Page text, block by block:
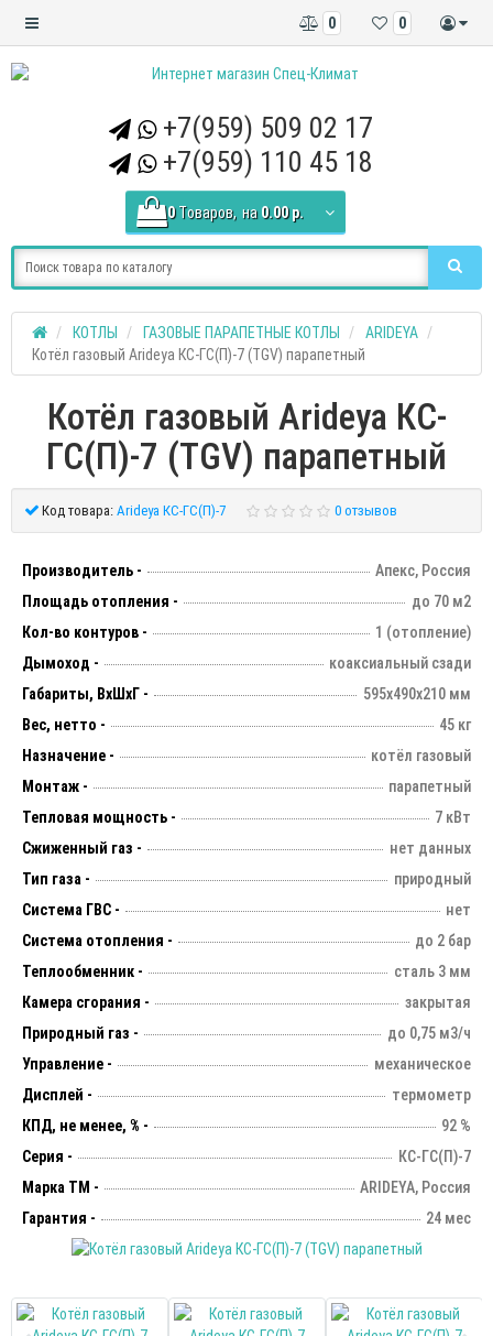
0
0
+7(959) 509 02 17
+7(959) 110 45 18
0 Tоваров, на 0.00 р.
КОТЛЫ ГАЗОВЫЕ ПАРАПЕТНЫЕ КОТЛЫ
ARIDEYA
Котёл газовый Arideya КС-ГС(П)-7 (TGV) парапетный
Котёл газовый Arideya КС-
ГС(П)-7 (TGV) парапетный
Код товара: Arideya КС-ГС(П)-7 0 отзывов
Производитель -
Апекс, Россия
Площадь отопления -
до 70 м2
Кол-во контуров -
1 (отопление)
Дымоход -
коаксиальный сзади
Габариты, ВхШхГ -
595х490х210 мм
Вес, нетто -
45 кг
Назначение -
котёл газовый
Монтаж -
парапетный
Тепловая мощность -
7 кВт
Сжиженный газ -
нет данных
Тип газа -
природный
Система ГВС -
нет
Система отопления -
до 2 бар
Теплообменник -
сталь 3 мм
Камера сгорания -
закрытая
Природный газ -
до 0,75 м3/ч
Управление -
механическое
Дисплей -
термометр
КПД, не менее, % -
92 %
Серия -
КС-ГC(П)-7
Марка ТМ -
ARIDEYA, Россия
Гарантия -
24 мес